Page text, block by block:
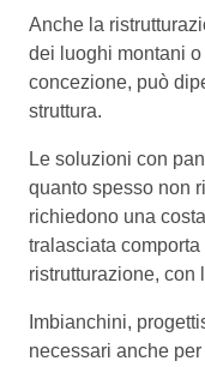
Anche la
dei luoghi montani
concezione, può
struttura.
Le soluzioni con
quanto spesso non
richiedono una
tralasciata
ristrutturazione, con
Imbianchini,
necessari anche